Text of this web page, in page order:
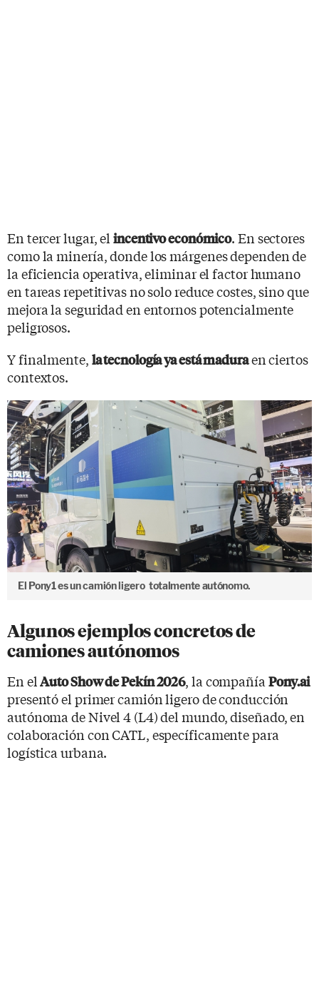
En tercer lugar, el incentivo económico. En sectores
como la minería, donde los márgenes dependen de
la eficiencia operativa, eliminar el factor humano
en tareas repetitivas no solo reduce costes, sino que
mejora la seguridad en entornos potencialmente
peligrosos.
Y finalmente, la tecnología ya está maduraen ciertos
contextos.
El Pony1 es un camión ligero totalmente autónomo.
Algunos ejemplos concretos de
camiones autónomos
En elAuto Show de Pekín 2026, la compañía Pony.ai
presentó el primer camión ligero de conducción
autónoma de Nivel 4 (L4) del mundo, diseñado, en
colaboración con CATL, específicamente para
logística urbana.